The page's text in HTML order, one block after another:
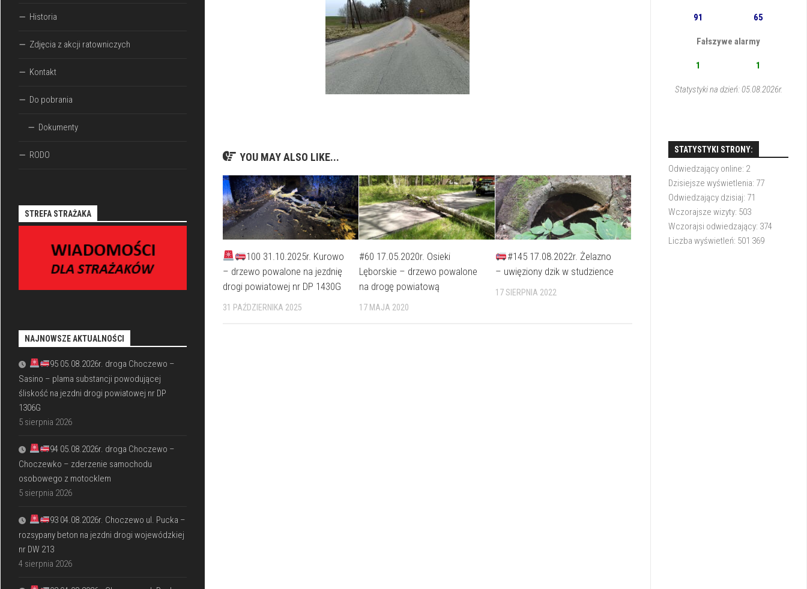
YOU MAY ALSO LIKE...
100 31.10.2025r. Kurowo
– drzewo powalone na jezdnię
drogi powiatowej nr DP 1430G
31 PAŹDZIERNIKA 2025
#60 17.05.2020r. Osieki
Lęborskie – drzewo powalone
na drogę powiatową
17 MAJA 2020
#145 17.08.2022r. Żelazno
– uwięziony dzik w studzience
17 SIERPNIA 2022
Historia
Zdjęcia z akcji ratowniczych
Kontakt
Do pobrania
Dokumenty
RODO
STREFA STRAŻAKA
NAJNOWSZE AKTUALNOŚCI
95 05.08.2026r. droga Choczewo –
Sasino – plama substancji powodującej
śliskość na jezdni drogi powiatowej nr DP
1306G
5 sierpnia 2026
94 05.08.2026r. droga Choczewo –
Choczewko – zderzenie samochodu
osobowego z motocklem
5 sierpnia 2026
93 04.08.2026r. Choczewo ul. Pucka –
rozsypany beton na jezdni drogi wojewódzkiej
nr DW 213
4 sierpnia 2026
91 65
Fałszywe alarmy
1 1
Statystyki na dzień: 05.08.2026r.
STATYSTYKI STRONY:
Odwiedzający online: 2
Dzisiejsze wyświetlenia: 77
Odwiedzający dzisiaj: 71
Wczorajsze wizyty: 503
Wczorajsi odwiedzający: 374
Liczba wyświetleń: 501 369